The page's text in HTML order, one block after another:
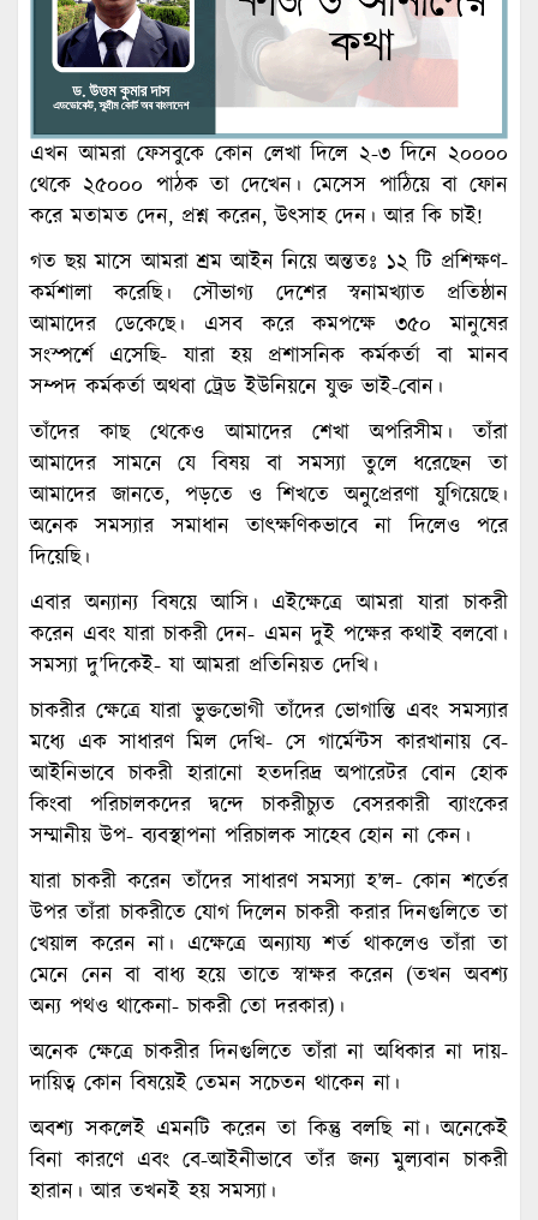
এখন আমরা ফেসবুকে কোন লেখা দিলে ২-৩ দিনে ২০০০০
থেকে ২৫০০০ পাঠক তা দেখেন। মেসেস পাঠিয়ে বা ফোন
করে মতামত দেন, প্রশ্ন করেন, উৎসাহ দেন। আর কি চাই!
গত ছয় মাসে আমরা শ্রম আইন নিয়ে অন্ততঃ ১২ টি প্রশিক্ষণ-
কর্মশালা করেছি। সৌভাগ্য দেশের স্বনামখ্যাত প্রতিষ্ঠান
আমাদের ডেকেছে। এসব করে কমপক্ষে ৩৫০ মানুষের
সংস্পর্শে এসেছি- যারা হয় প্রশাসনিক কর্মকর্তা বা মানব
সম্পদ কর্মকর্তা অথবা ট্রেড ইউনিয়নে যুক্ত ভাই-বোন।
তাঁদের কাছ থেকেও আমাদের শেখা অপরিসীম। তাঁরা
আমাদের সামনে যে বিষয় বা সমস্যা তুলে ধরেছেন তা
আমাদের জানতে, পড়তে ও শিখতে অনুপ্রেরণা যুগিয়েছে।
অনেক সমস্যার সমাধান তাৎক্ষণিকভাবে না দিলেও পরে
দিয়েছি।
এবার অন্যান্য বিষয়ে আসি। এইক্ষেত্রে আমরা যারা চাকরী
করেন এবং যারা চাকরী দেন- এমন দুই পক্ষের কথাই বলবো।
সমস্যা দু’দিকেই- যা আমরা প্রতিনিয়ত দেখি।
চাকরীর ক্ষেত্রে যারা ভুক্তভোগী তাঁদের ভোগান্তি এবং সমস্যার
মধ্যে এক সাধারণ মিল দেখি- সে গার্মেন্টস কারখানায় বে-
আইনিভাবে চাকরী হারানো হতদরিদ্র অপারেটর বোন হোক
কিংবা পরিচালকদের দ্বন্দে চাকরীচ্যুত বেসরকারী ব্যাংকের
সম্মানীয় উপ- ব্যবস্থাপনা পরিচালক সাহেব হোন না কেন।
যারা চাকরী করেন তাঁদের সাধারণ সমস্যা হ’ল- কোন শর্তের
উপর তাঁরা চাকরীতে যোগ দিলেন চাকরী করার দিনগুলিতে তা
খেয়াল করেন না। এক্ষেত্রে অন্যায্য শর্ত থাকলেও তাঁরা তা
মেনে নেন বা বাধ্য হয়ে তাতে স্বাক্ষর করেন (তখন অবশ্য
অন্য পথও থাকেনা- চাকরী তো দরকার)।
অনেক ক্ষেত্রে চাকরীর দিনগুলিতে তাঁরা না অধিকার না দায়-
দায়িত্ব কোন বিষয়েই তেমন সচেতন থাকেন না।
অবশ্য সকলেই এমনটি করেন তা কিন্তু বলছি না। অনেকেই
বিনা কারণে এবং বে-আইনীভাবে তাঁর জন্য মুল্যবান চাকরী
হারান। আর তখনই হয় সমস্যা।